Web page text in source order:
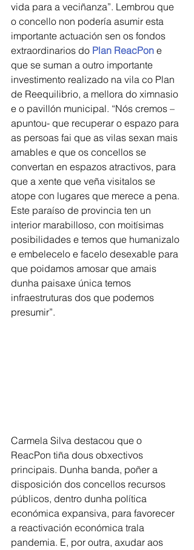
vida para a veciñanza”. Lembrou que
o concello non podería asumir esta
importante actuación sen os fondos
extraordinarios do Plan ReacPon e
que se suman a outro importante
investimento realizado na vila co Plan
de Reequilibrio, a mellora do ximnasio
e o pavillón municipal. “Nós cremos –
apuntou- que recuperar o espazo para
as persoas fai que as vilas sexan mais
amables e que os concellos se
convertan en espazos atractivos, para
que a xente que veña visitalos se
atope con lugares que merece a pena.
Este paraíso de provincia ten un
interior marabilloso, con moitísimas
posibilidades e temos que humanizalo
e embelecelo e facelo desexable para
que poidamos amosar que amais
dunha paisaxe única temos
infraestruturas dos que podemos
presumir”.
Carmela Silva destacou que o
ReacPon tiña dous obxectivos
principais. Dunha banda, poñer a
disposición dos concellos recursos
públicos, dentro dunha política
económica expansiva, para favorecer
a reactivación económica trala
pandemia. E, por outra, axudar aos